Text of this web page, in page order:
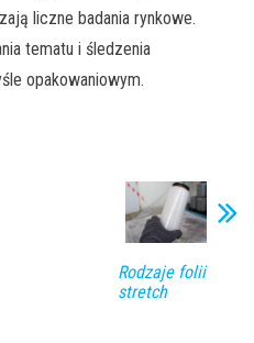
liczne badania rynkowe.
tematu i śledzenia
opakowaniowym.
Rodzaje folii
stretch